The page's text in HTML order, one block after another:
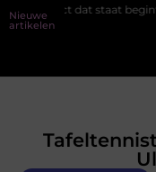
Nieuwe
artikelen
begint bij de fundering